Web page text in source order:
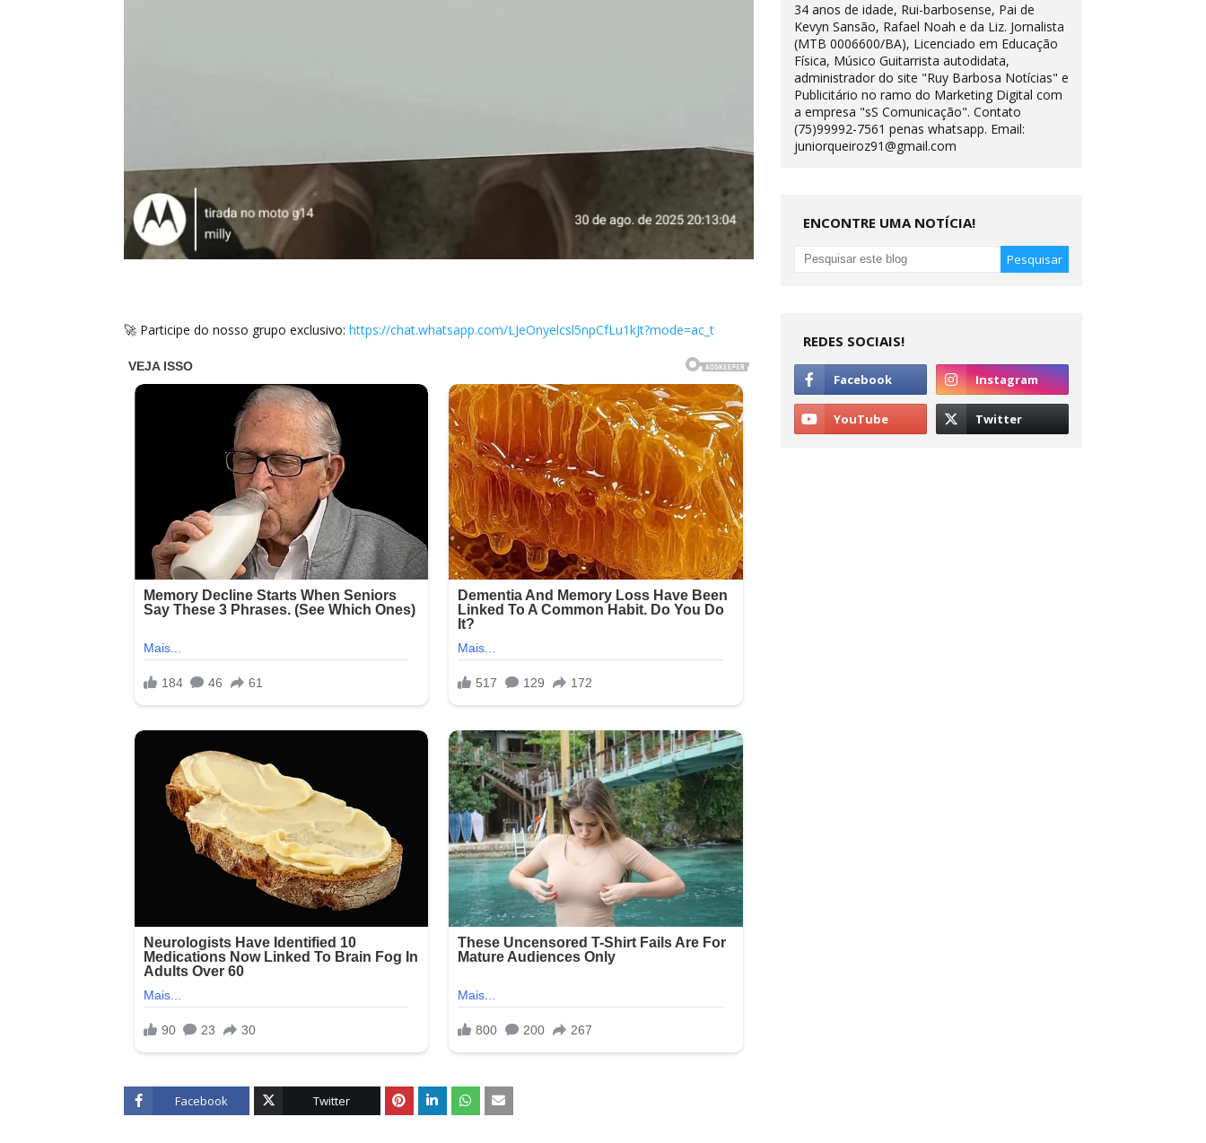
🚀 Participe do nosso grupo exclusivo: https://chat.whatsapp.com/LJeOnyelcsl5npCfLu1kJt?mode=ac_t
Facebook Twitter
34 anos de idade, Rui-barbosense, Pai de
Kevyn Sansão, Rafael Noah e da Liz. Jornalista
(MTB 0006600/BA), Licenciado em Educação
Física, Músico Guitarrista autodidata,
administrador do site "Ruy Barbosa Notícias" e
Publicitário no ramo do Marketing Digital com
a empresa "sS Comunicação". Contato
(75)99992-7561 penas whatsapp. Email:
juniorqueiroz91@gmail.com
ENCONTRE UMA NOTÍCIA!
REDES SOCIAIS!